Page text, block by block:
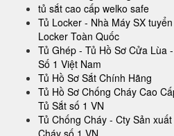
tủ sắt cao cấp welko safe
Tủ Locker - Nhà Máy SX
Locker Toàn Quốc
Tủ Ghép - Tủ Hồ Sơ Cửa Lùa
Số 1 Việt Nam
Tủ Hồ Sơ Sắt Chính Hãng
Tủ Hồ Sơ Chống Cháy Cao
Tủ Sắt số 1 VN
Tủ Chống Cháy - Cty Sản
Cháy số 1 VN